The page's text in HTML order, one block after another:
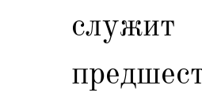
служит